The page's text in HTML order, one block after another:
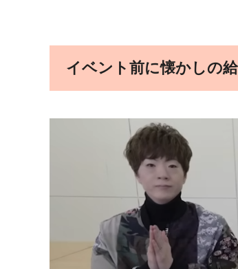
イベント前に懐かしの給